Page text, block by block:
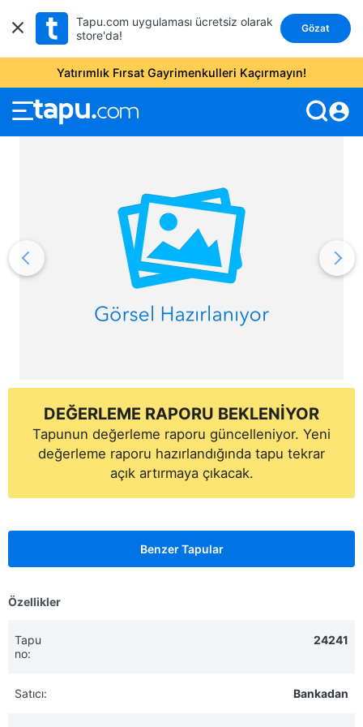
Tapu.com uygulaması ücretsiz olarak
store'da!
Gözat
Yatırımlık Fırsat Gayrimenkulleri Kaçırmayın!
account_circle
Özellikler
Tapu
no:
24241
Satıcı: Bankadan
DEĞERLEME RAPORU BEKLENİYOR
Tapunun değerleme raporu güncelleniyor. Yeni
değerleme raporu hazırlandığında tapu tekrar
açık artırmaya çıkacak.
Benzer Tapular